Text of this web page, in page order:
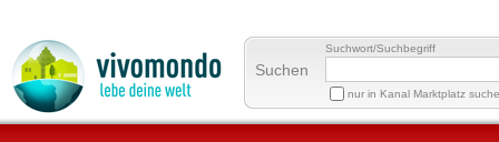
Suchen
Suchwort/Suchbegriff
nur in Kanal Marktplatz